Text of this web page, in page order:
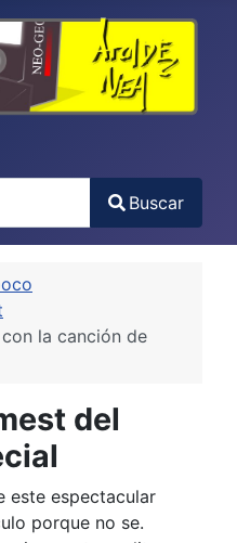
Buscar
la canción de
del
este espectacular
porque no se.